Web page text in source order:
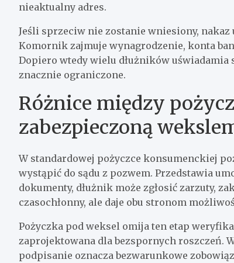
nieaktualny adres.
Jeśli sprzeciw nie zostanie wniesiony,
Komornik zajmuje wynagrodzenie, konta
Dopiero wtedy wielu dłużników
znacznie ograniczone.
Różnice między
zabezpieczoną
W standardowej pożyczce konsumenckiej
wystąpić do sądu z pozwem. Przedstawia
dokumenty, dłużnik może zgłosić zarzuty,
czasochłonny, ale daje obu stronom
Pożyczka pod weksel omija ten etap
zaprojektowana dla bezspornych roszczeń.
podpisanie oznacza bezwarunkowe